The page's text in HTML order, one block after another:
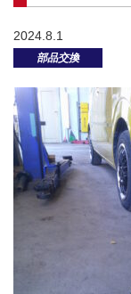
2024.8.1
部品交換